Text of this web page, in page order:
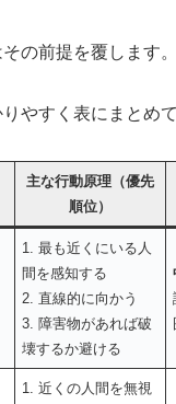
の前提を覆します。
やすく表にまとめて
主な行動原理（優先
順位）
1. 最も近くにいる人
間を感知する
2. 直線的に向かう
3. 障害物があれば破
壊するか避ける
1. 近くの人間を無視